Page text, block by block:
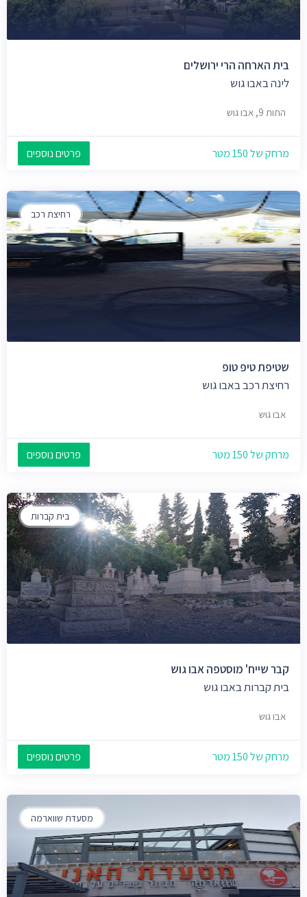
בית הארחה הרי ירושלים
לינה באבו גוש
התות 9, אבו גוש
מרחק של 150 מטר פרטים נוספים
רחיצת רכב
שטיפת טיפ טופ
רחיצת רכב באבו גוש
אבו גוש
מרחק של 150 מטר פרטים נוספים
בית קברות
קבר שייח' מוסטפה אבו גוש
בית קברות באבו גוש
אבו גוש
מרחק של 150 מטר פרטים נוספים
מסעדת שווארמה